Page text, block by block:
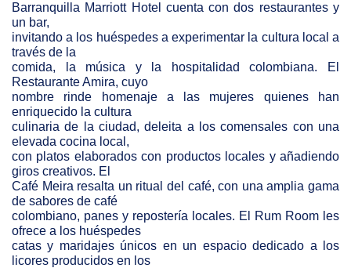
Barranquilla Marriott Hotel cuenta con dos restaurantes y
un bar,
invitando a los huéspedes a experimentar la cultura local a
través de la
comida, la música y la hospitalidad colombiana. El
Restaurante Amira, cuyo
nombre rinde homenaje a las mujeres quienes han
enriquecido la cultura
culinaria de la ciudad, deleita a los comensales con una
elevada cocina local,
con platos elaborados con productos locales y añadiendo
giros creativos. El
Café Meira resalta un ritual del café, con una amplia gama
de sabores de café
colombiano, panes y repostería locales. El Rum Room les
ofrece a los huéspedes
catas y maridajes únicos en un espacio dedicado a los
licores producidos en los